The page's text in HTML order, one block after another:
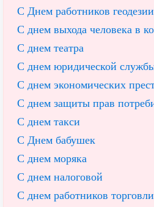
С Днем работников
С днем выхода человека в
С днем театра
С днем юридической
С днем экономических
С днем защиты прав
С днем такси
С Днем бабушек
С днем моряка
С днем налоговой
С днем работников торговли